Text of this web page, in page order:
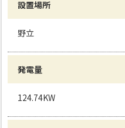
設置場所
野立
発電量
124.74KW